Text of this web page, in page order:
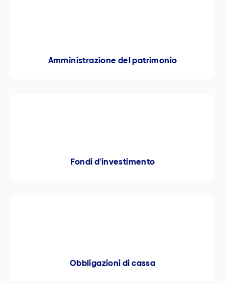
Amministrazione del patrimonio
Fondi d'investimento
Obbligazioni di cassa